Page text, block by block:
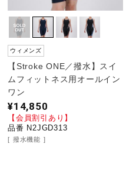
ウィメンズ
【Stroke ONE／撥水】スイ
ムフィットネス用オールイン
ワン
¥14,850
【会員割引あり】
品番 N2JGD313
撥水機能